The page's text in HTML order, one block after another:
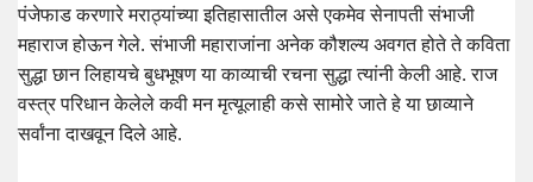
पंजेफाड करणारे मराठ्यांच्या इतिहासातील असे एकमेव सेनापती संभाजी
महाराज होऊन गेले. संभाजी महाराजांना अनेक कौशल्य अवगत होते ते कविता
सुद्धा छान लिहायचे बुधभूषण या काव्याची रचना सुद्धा त्यांनी केली आहे. राज
वस्त्र परिधान केलेले कवी मन मृत्यूलाही कसे सामोरे जाते हे या छाव्याने
सर्वांना दाखवून दिले आहे.